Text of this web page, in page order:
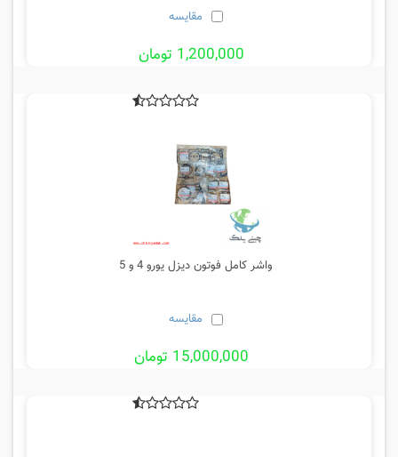
مقایسه
1,200,000 تومان
واشر کامل فوتون دیزل یورو 4 و 5
مقایسه
15,000,000 تومان